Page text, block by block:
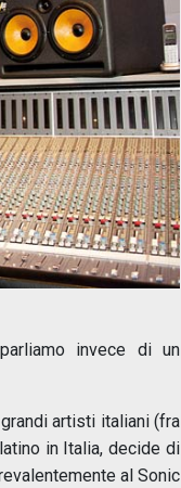
invece di un
artisti italiani (fra
in Italia, decide di
al Sonic